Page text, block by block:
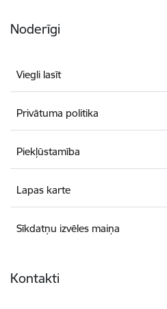
Noderīgi
Viegli lasīt
Privātuma politika
Piekļūstamība
Lapas karte
Sīkdatņu izvēles maiņa
Kontakti